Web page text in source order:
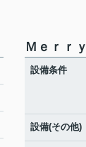
Ｍｅｒｒ
設備条件
設備(その他)